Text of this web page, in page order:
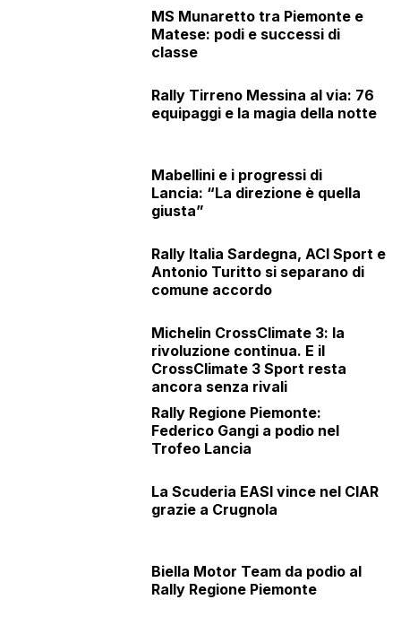
MS Munaretto tra Piemonte e
Matese: podi e successi di
classe
Rally Tirreno Messina al via: 76
equipaggi e la magia della notte
Mabellini e i progressi di
Lancia: “La direzione è quella
giusta”
Rally Italia Sardegna, ACI Sport e
Antonio Turitto si separano di
comune accordo
Michelin CrossClimate 3: la
rivoluzione continua. E il
CrossClimate 3 Sport resta
ancora senza rivali
Rally Regione Piemonte:
Federico Gangi a podio nel
Trofeo Lancia
La Scuderia EASI vince nel CIAR
grazie a Crugnola
Biella Motor Team da podio al
Rally Regione Piemonte